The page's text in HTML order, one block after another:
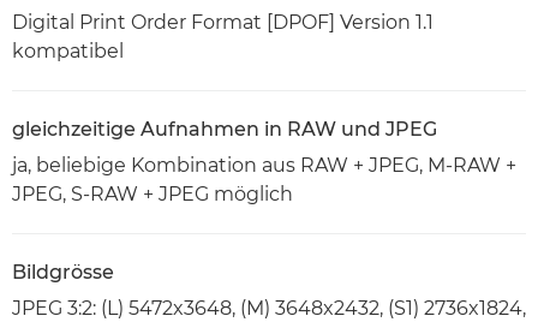
Digital Print Order Format [DPOF] Version 1.1
kompatibel
gleichzeitige Aufnahmen in RAW und JPEG
ja, beliebige Kombination aus RAW + JPEG, M-RAW +
JPEG, S-RAW + JPEG möglich
Bildgrösse
JPEG 3:2: (L) 5472x3648, (M) 3648x2432, (S1) 2736x1824,